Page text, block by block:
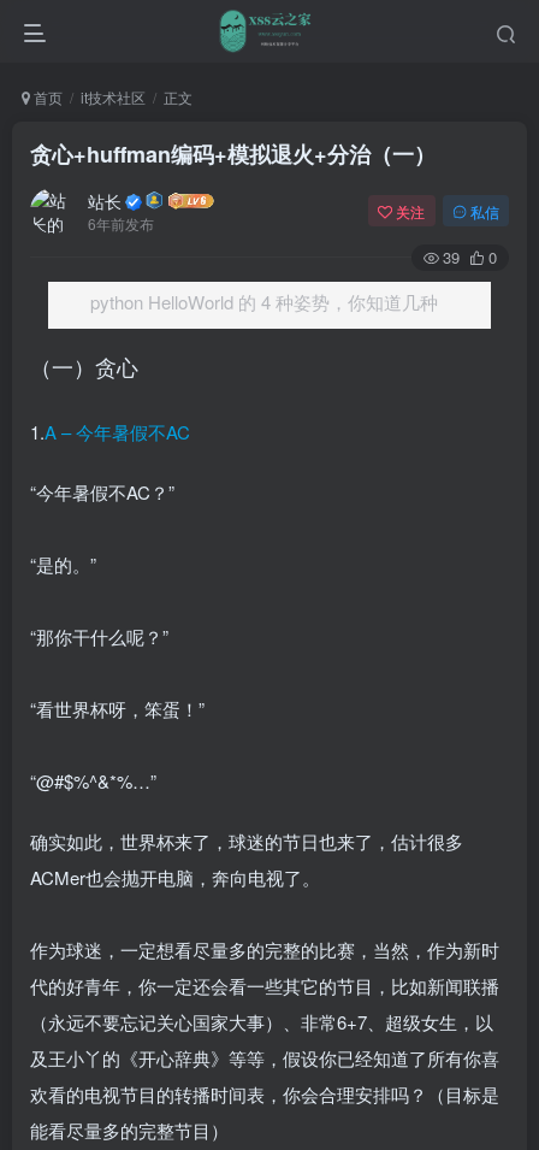
首页 it技术社区 正文
贪心+huffman编码+模拟退火+分治（一）
站长
6年前发布
关注 私信
39 0
python HelloWorld 的 4 种姿势，你知道几种
（一）贪心
1.A – 今年暑假不AC
“今年暑假不AC？”
“是的。”
“那你干什么呢？”
“看世界杯呀，笨蛋！”
“@#$%^&*%…”
确实如此，世界杯来了，球迷的节日也来了，估计很多
ACMer也会抛开电脑，奔向电视了。
作为球迷，一定想看尽量多的完整的比赛，当然，作为新时
代的好青年，你一定还会看一些其它的节目，比如新闻联播
（永远不要忘记关心国家大事）、非常6+7、超级女生，以
及王小丫的《开心辞典》等等，假设你已经知道了所有你喜
欢看的电视节目的转播时间表，你会合理安排吗？（目标是
能看尽量多的完整节目）